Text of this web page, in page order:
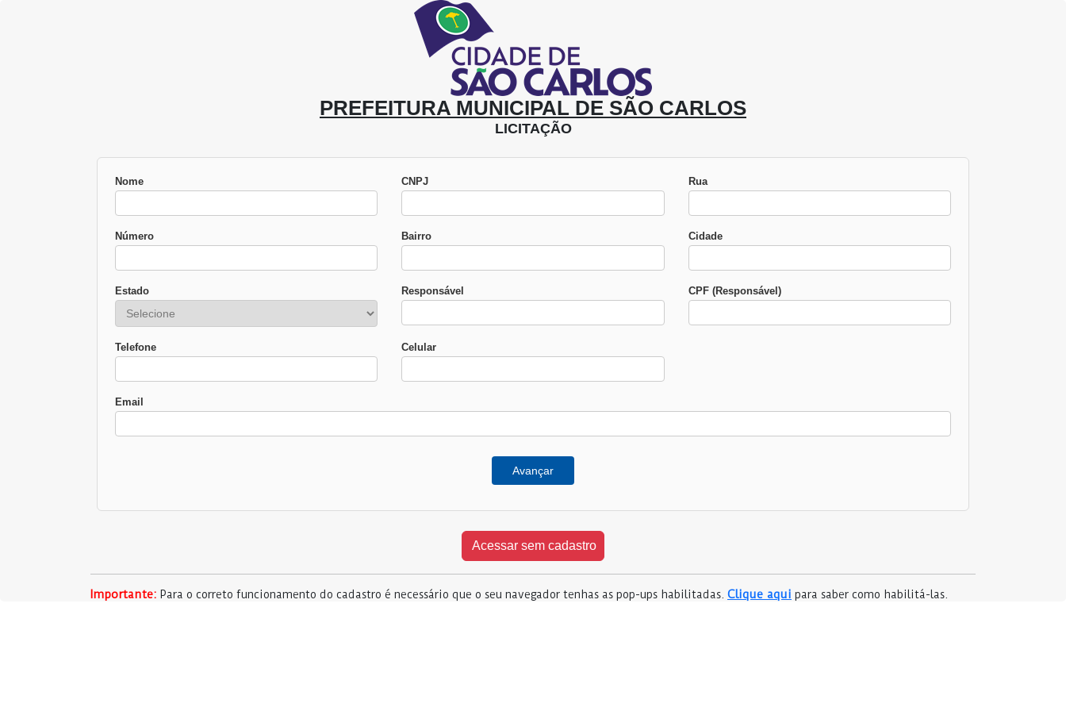
PREFEITURA MUNICIPAL DE SÃO CARLOS
LICITAÇÃO
Nome CNPJ Rua
Número Bairro Cidade
Estado Responsável CPF (Responsável)
Telefone Celular
Email
Avançar
Importante: Para o correto funcionamento do cadastro é necessário que o seu navegador tenhas as pop-ups habilitadas. Clique aqui para saber como habilitá-las.